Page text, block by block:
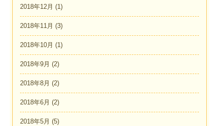
2018年12月 (1)
2018年11月 (3)
2018年10月 (1)
2018年9月 (2)
2018年8月 (2)
2018年6月 (2)
2018年5月 (5)